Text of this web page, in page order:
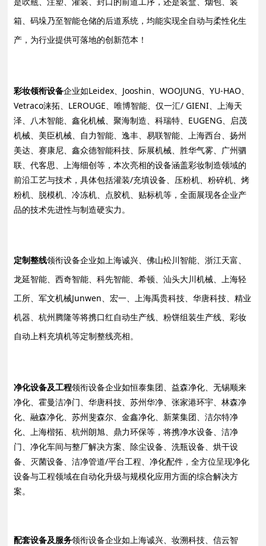
箱、码垛乃至智能仓储的后道系统，均能实现全自动与柔性化生
产，为行业提供可落地的创新范本！
彩妆领衔设备企业如Leidex、Jooshin、WOOJUNG、YU-HAO、
Vetraco涞拓、LEROUGE、唯博智能、仅一汇/ GIENI、上海天
泽、八木智能、鑫化机械、聚海制造、科瑞特、EUGENG、启茂
机械、美臣机械、自力智能、逸丰、易联智能、上海西台、扬州
美达、赛康尼、鑫众德智能科技、际展机械、胜华气雾、广州驷
联、代客思、上海细创等，本次亮相的设备涵盖彩妆制造领域的
前沿工艺与技术，具体包括灌装/充填设备、压粉机、粉碎机、烤
粉机、脱模机、冷冻机、点胶机、贴标机等，全面展现各企业产
品的技术先进性与制造硬实力。
定制整线领衔设备企业如上海诚兴、佛山松川智能、浙江天富、
龙延智能、西奇智能、科先智能、希顿、汕头大川机械、上海轻
工所、军文机械Junwen、宏一、上海禹贵科技、华唐科技、精业
机器、杭州腾隆等将携口红自动生产线、粉饼组装生产线、彩妆
自动上料充填机等定制整线亮相。
净化设备及工程领衔设备企业如恒泰集团、益森净化、无锡顺来
净化、霍曼洁净门、华唐科技、苏州华净、张家港环宇、林森净
化、融森净化、苏州斐森尔、金鑫净化、新莱集团、洁尔特净
化、上海楷拓、杭州朗旭、鼎力环保等，将携净水设备、洁净
门、净化车间与整厂解决方案、除尘设备、洗瓶设备、烘干设
备、灭菌设备、洁净管道/平台工程、净化配件，全方位呈现净化
设备与工程领域在自动化升级与规模化应用方面的综合解决方
案。
配套设备及服务领衔设备企业如上海诚兴、妆溯科技、信云智